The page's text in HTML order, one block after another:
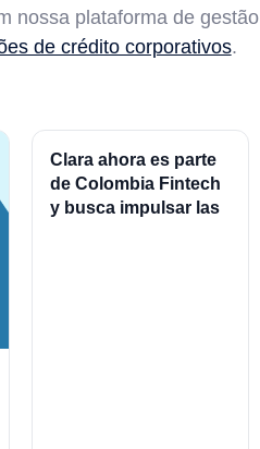
nossa plataforma de gestão
de crédito corporativos.
Clara ahora es parte
de Colombia Fintech
y busca impulsar las